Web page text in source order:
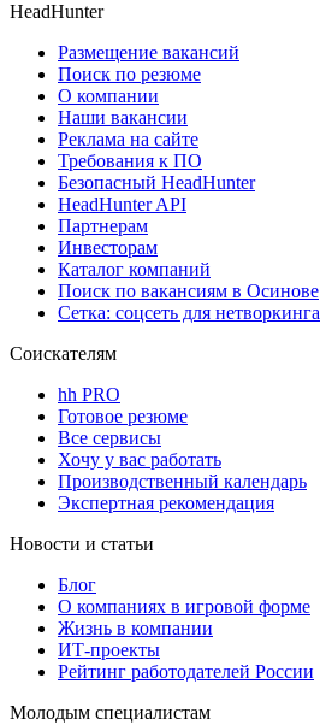
HeadHunter
Размещение вакансий
Поиск по резюме
О компании
Наши вакансии
Реклама на сайте
Требования к ПО
Безопасный HeadHunter
HeadHunter API
Партнерам
Инвесторам
Каталог компаний
Поиск по вакансиям в Осинове
Сетка: соцсеть для нетворкинга
Соискателям
hh PRO
Готовое резюме
Все сервисы
Хочу у вас работать
Производственный календарь
Экспертная рекомендация
Новости и статьи
Блог
О компаниях в игровой форме
Жизнь в компании
ИТ-проекты
Рейтинг работодателей России
Молодым специалистам